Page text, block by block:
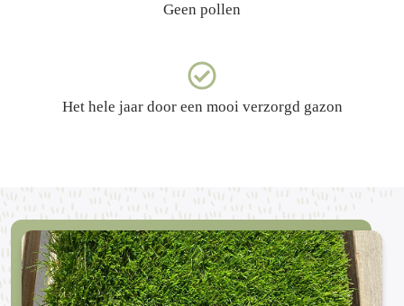
Geen pollen
Het hele jaar door een mooi verzorgd gazon